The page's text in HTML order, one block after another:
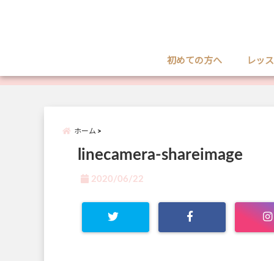
初めての方へ レッ
ホーム
linecamera-shareimage
2020/06/22